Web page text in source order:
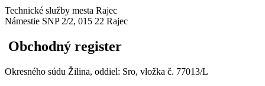
Technické služby mesta Rajec
Námestie SNP 2/2, 015 22 Rajec
Obchodný register
Okresného súdu Žilina, oddiel: Sro, vložka č. 77013/L